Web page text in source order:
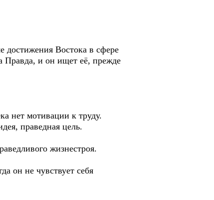
достижения Востока в сфере
Правда, и он ищет её, прежде
нет мотивации к труду.
праведная цель.
жизнестроя.
он не чувствует себя